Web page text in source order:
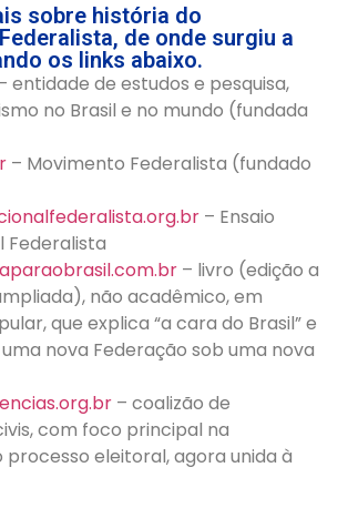
sobre história do
de onde surgiu a
os links abaixo.
entidade de estudos e pesquisa,
no Brasil e no mundo (fundada
– Movimento Federalista (fundado
– Ensaio
Federalista
– livro (edição a
não acadêmico, em
que explica “a cara do Brasil” e
nova Federação sob uma nova
– coalizão de
com foco principal na
processo eleitoral, agora unida à